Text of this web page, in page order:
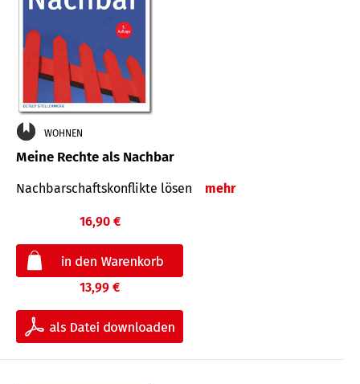
WOHNEN
Meine Rechte als Nachbar
Nach­bar­schafts­konflikte lösen mehr
16,90 €
13,99 €